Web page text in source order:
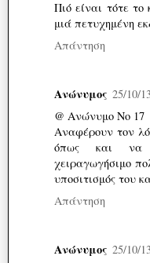
Πιό είναι τότε
μιά πετυχημένη
Απάντηση
Ανώνυμος 25/10/
@ Ανώνυμο Νο 17
Αναφέρουν τον
όπως και να
χειραγωγήσιμο
υποσιτισμός του
Απάντηση
Ανώνυμος 25/10/